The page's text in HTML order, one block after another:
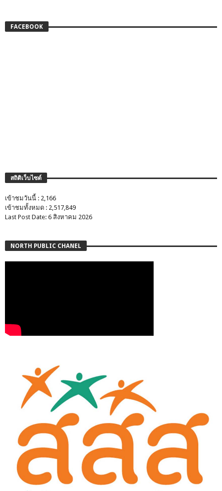
FACEBOOK
สถิติเว็บไซต์
เข้าชมวันนี้ : 2,166
เข้าชมทั้งหมด : 2,517,849
Last Post Date: 6 สิงหาคม 2026
NORTH PUBLIC CHANEL